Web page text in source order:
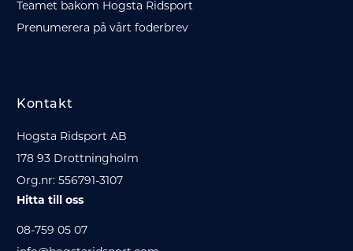
Teamet bakom Hogsta Ridsport
Prenumerera på vårt foderbrev
Kontakt
Hogsta Ridsport AB
178 93 Drottningholm
Org.nr: 556791-3107
Hitta till oss
08-759 05 07